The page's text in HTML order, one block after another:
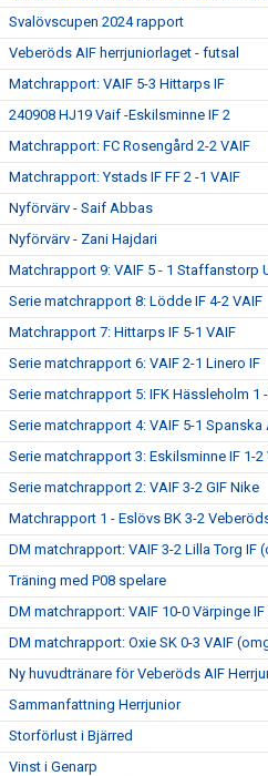
Svalövscupen 2024 rapport
Veberöds AIF herrjuniorlaget - futsal
Matchrapport: VAIF 5-3 Hittarps IF
240908 HJ19 Vaif -Eskilsminne IF 2
Matchrapport: FC Rosengård 2-2 VAIF
Matchrapport: Ystads IF FF 2 -1 VAIF
Nyförvärv - Saif Abbas
Nyförvärv - Zani Hajdari
Matchrapport 9: VAIF 5 - 1 Staffanstorp
Serie matchrapport 8: Lödde IF 4-2 VAIF
Matchrapport 7: Hittarps IF 5-1 VAIF
Serie matchrapport 6: VAIF 2-1 Linero IF
Serie matchrapport 5: IFK Hässleholm 1
Serie matchrapport 4: VAIF 5-1 Spanska
Serie matchrapport 3: Eskilsminne IF 1-2
Serie matchrapport 2: VAIF 3-2 GIF Nike
Matchrapport 1 - Eslövs BK 3-2
DM matchrapport: VAIF 3-2 Lilla Torg IF
Träning med P08 spelare
DM matchrapport: VAIF 10-0 Värpinge
DM matchrapport: Oxie SK 0-3 VAIF
Ny huvudtränare för Veberöds AIF
Sammanfattning Herrjunior
Storförlust i Bjärred
Vinst i Genarp